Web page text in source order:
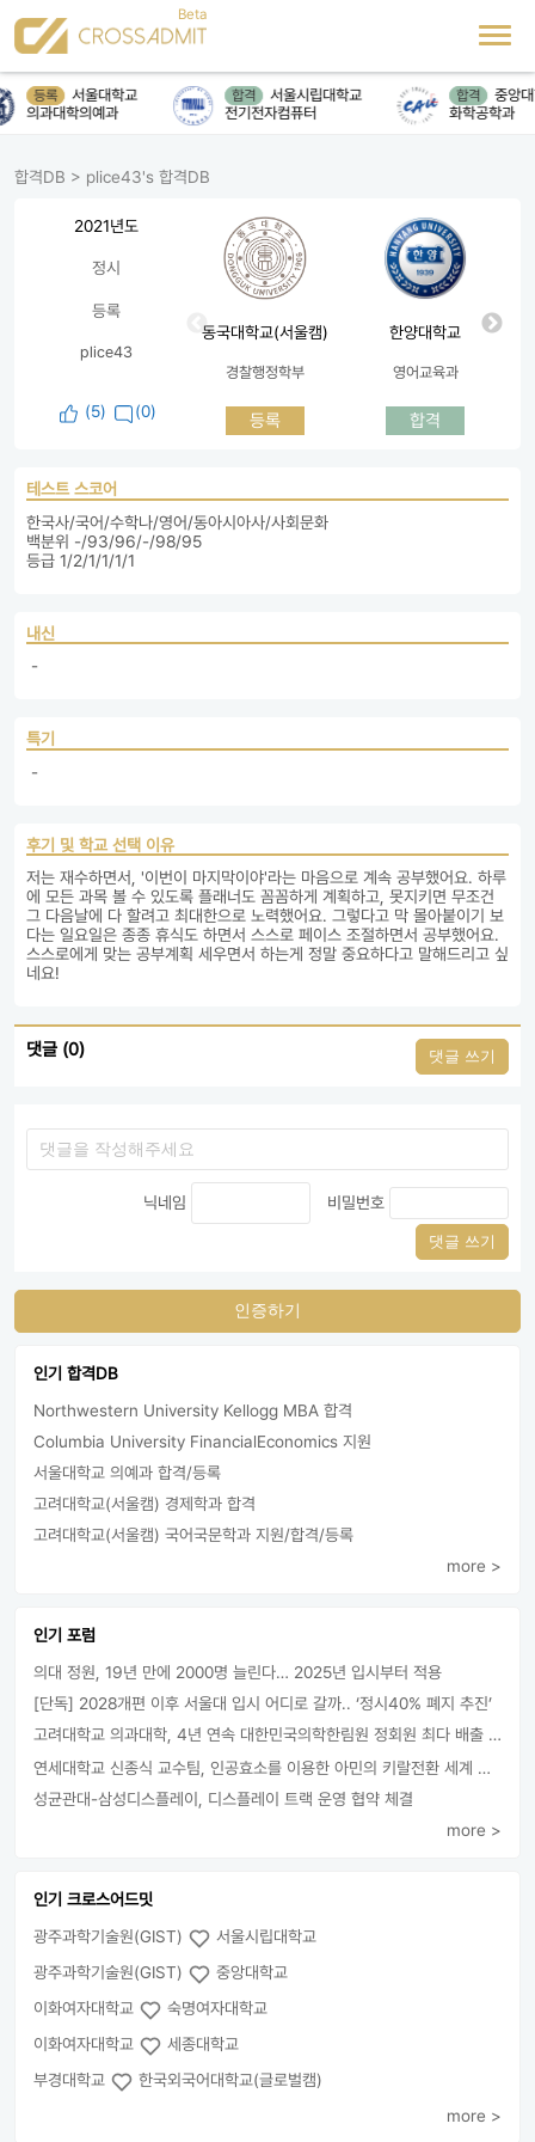
등록
서울대학교
의과대학의예과
합격
서울시립대학교
전기전자컴퓨터
합격
중앙대
화학공학과
합격DB > plice43's 합격DB
2021년도
정시
등록
plice43
(5) (0)
동국대학교(서울캠)
경찰행정학부
등록
한양대학교
영어교육과
합격
테스트 스코어
한국사/국어/수학나/영어/동아시아사/사회문화
백분위 -/93/96/-/98/95
등급 1/2/1/1/1/1
내신
-
특기
-
후기 및 학교 선택 이유
저는 재수하면서, '이번이 마지막이야'라는 마음으로 계속 공부했어요. 하루
에 모든 과목 볼 수 있도록 플래너도 꼼꼼하게 계획하고, 못지키면 무조건
그 다음날에 다 할려고 최대한으로 노력했어요. 그렇다고 막 몰아붙이기 보
다는 일요일은 종종 휴식도 하면서 스스로 페이스 조절하면서 공부했어요.
스스로에게 맞는 공부계획 세우면서 하는게 정말 중요하다고 말해드리고 싶
네요!
댓글 (0) 댓글 쓰기
닉네임 비밀번호
댓글 쓰기
인증하기
인기 합격DB
Northwestern University Kellogg MBA 합격
Columbia University FinancialEconomics 지원
서울대학교 의예과 합격/등록
고려대학교(서울캠) 경제학과 합격
고려대학교(서울캠) 국어국문학과 지원/합격/등록
more >
인기 포럼
의대 정원, 19년 만에 2000명 늘린다… 2025년 입시부터 적용
[단독] 2028개편 이후 서울대 입시 어디로 갈까.. ‘정시40% 폐지 추진’
고려대학교 의과대학, 4년 연속 대한민국의학한림원 정회원 최다 배출 外
연세대학교 신종식 교수팀, 인공효소를 이용한 아민의 키랄전환 세계 최초로 성공
성균관대-삼성디스플레이, 디스플레이 트랙 운영 협약 체결
more >
인기 크로스어드밋
광주과학기술원(GIST)
서울시립대학교
광주과학기술원(GIST)
중앙대학교
이화여자대학교
숙명여자대학교
이화여자대학교
세종대학교
부경대학교
한국외국어대학교(글로벌캠)
more >